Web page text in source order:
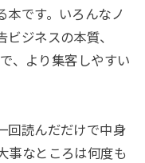
本です。いろんなノ
ジネスの本質、
、より集客しやすい
回読んだだけで中身
事なところは何度も